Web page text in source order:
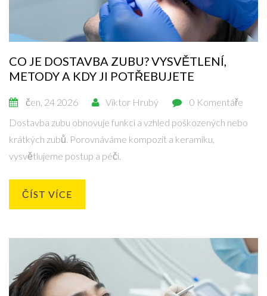
CO JE DOSTAVBA ZUBU? VYSVĚTLENÍ,
METODY A KDY JI POTŘEBUJETE
čen, 24 2026 Viktor Hrubý
0 Komentáře
Dostavba zubu obnovuje funkci a vzhled poškozených nebo
krátkých zubů. Porovnáváme kompozit a keramiku,
vysvětlujeme postup a péči.
ČÍST VÍCE